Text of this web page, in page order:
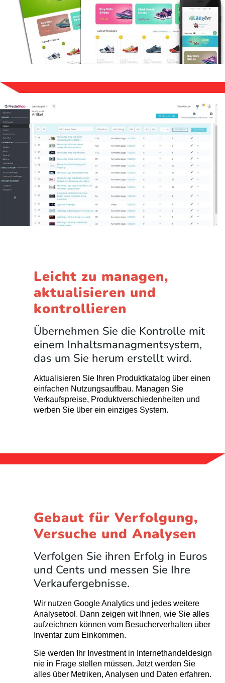
Leicht zu managen,
aktualisieren und
kontrollieren
Übernehmen Sie die Kontrolle mit
einem Inhaltsmanagmentsystem,
das um Sie herum erstellt wird.
Aktualisieren Sie Ihren Produktkatalog über einen
einfachen Nutzungsauffbau. Managen Sie
Verkaufspreise, Produktverschiedenheiten und
werben Sie über ein einziges System.
Gebaut für Verfolgung,
Versuche und Analysen
Verfolgen Sie ihren Erfolg in Euros
und Cents und messen Sie Ihre
Verkaufergebnisse.
Wir nutzen Google Analytics und jedes weitere
Analysetool. Dann zeigen wit Ihnen, wie Sie alles
aufzeichnen können vom Besucherverhalten über
Inventar zum Einkommen.
Sie werden Ihr Investment in Internethandeldesign
nie in Frage stellen müssen. Jetzt werden Sie
alles über Metriken, Analysen und Daten erfahren.